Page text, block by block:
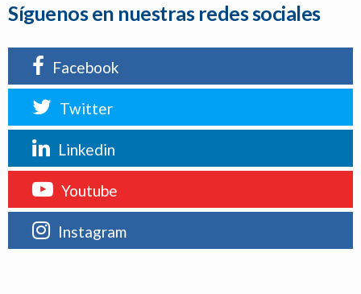
Síguenos en nuestras redes sociales
Facebook
Twitter
Linkedin
Youtube
Instagram